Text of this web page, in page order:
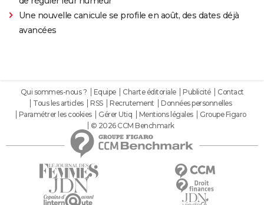
Une nouvelle canicule se profile en août, des dates déjà
avancées
Qui sommes-nous ? Equipe Charte éditoriale Publicité
Contact
Tous les articles
RSS Recrutement
Données personnelles
Paramétrer les cookies
Gérer Utiq Mentions légales
Groupe Figaro
© 2026 CCM Benchmark